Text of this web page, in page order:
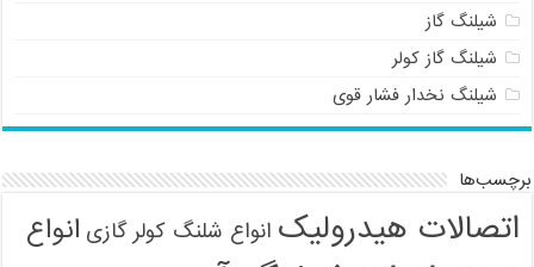
شیلنگ گاز
شیلنگ گاز کولر
شیلنگ نخدار فشار قوی
برچسب‌ها
اتصالات هیدرولیک انواع شلنگ کولر گازی انواع